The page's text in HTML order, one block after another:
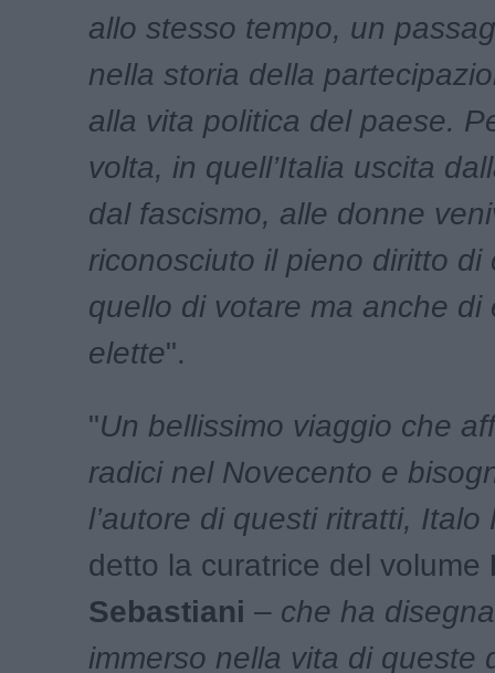
allo stesso tempo, un
nella storia della
alla vita politica del paese.
volta, in quell’Italia uscita
dal fascismo, alle donne
riconosciuto il pieno diritto di
quello di votare ma anche di
elette".
"Un bellissimo viaggio che
radici nel Novecento e
l’autore di questi ritratti, Italo
detto la curatrice del volume
Sebastiani – che ha
immerso nella vita di queste